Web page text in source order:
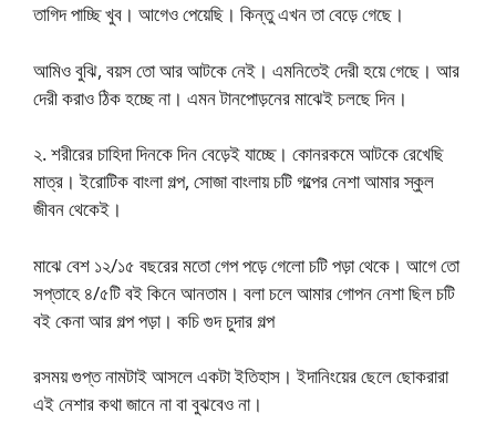
তাগিদ পাচ্ছি খুব। আগেও পেয়েছি। কিন্তু এখন তা বেড়ে গেছে।
আমিও বুঝি, বয়স তো আর আটকে নেই। এমনিতেই দেরী হয়ে গেছে। আর
দেরী করাও ঠিক হচ্ছে না। এমন টানপোড়নের মাঝেই চলছে দিন।
২. শরীরের চাহিদা দিনকে দিন বেড়েই যাচ্ছে। কোনরকমে আটকে রেখেছি
মাত্র। ইরোটিক বাংলা গল্প, সোজা বাংলায় চটি গল্পের নেশা আমার স্কুল
জীবন থেকেই।
মাঝে বেশ ১২/১৫ বছরের মতো গেপ পড়ে গেলো চটি পড়া থেকে। আগে তো
সপ্তাহে ৪/৫টি বই কিনে আনতাম। বলা চলে আমার গোপন নেশা ছিল চটি
বই কেনা আর গল্প পড়া। কচি গুদ চুদার গল্প
রসময় গুপ্ত নামটাই আসলে একটা ইতিহাস। ইদানিংয়ের ছেলে ছোকরারা
এই নেশার কথা জানে না বা বুঝবেও না।